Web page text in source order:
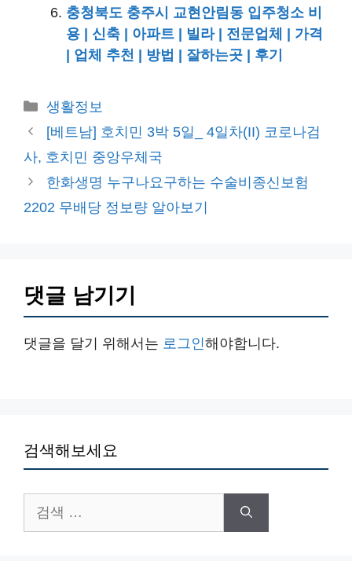
충청북도 충주시 교현안림동 입주청소 비
용 | 신축 | 아파트 | 빌라 | 전문업체 | 가격
| 업체 추천 | 방법 | 잘하는곳 | 후기
카
테
리
생활정보
[베트남] 호치민 3박 5일_ 4일차(II) 코로나검
사, 호치민 중앙우체국
한화생명 누구나요구하는 수술비종신보험
2202 무배당 정보량 알아보기
댓글 남기기
댓글을 달기 위해서는 로그인해야합니다.
검색해보세요
색: